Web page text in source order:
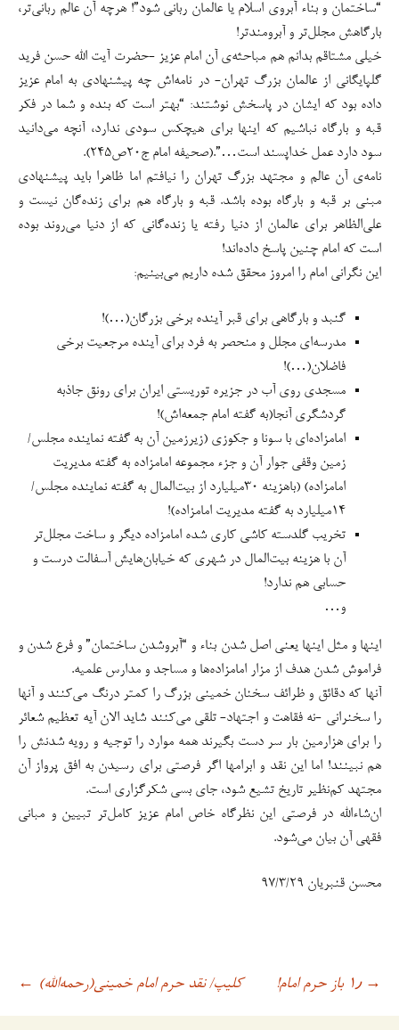
“ساختمان و بناء آبروی اسلام یا عالمان ربانی شود”! هرچه آن عالم ربانی‌تر،
بارگاهش مجلل‌تر و آبرومندتر!
خیلی مشتاقم بدانم هم مباحثه‌ی آن امام عزیز -حضرت آیت الله حسن فرید
گلپایگانی از عالمان بزرگ تهران- در نامه‌اش چه پیشنهادی به امام عزیز
داده بود که ایشان در پاسخش نوشتند: “بهتر است که بنده و شما در فکر
قبه و بارگاه نباشیم که اینها برای هیچکس سودی ندارد، آنچه می‌دانید
سود دارد عمل خداپسند است…”.(صحیفه امام ج۲۰ص۲۴۵).
نامه‌ی آن عالم و مجتهد بزرگ تهران را نیافتم اما ظاهرا باید پیشنهادی
مبنی بر قبه و بارگاه بوده باشد. قبه و بارگاه هم برای زنده‌گان نیست و
علی‌الظاهر برای عالمان از دنیا رفته یا زنده‌گانی که از دنیا می‌روند بوده
است که امام چنین پاسخ داده‌اند!
این نگرانی امام را امروز محقق شده داریم می‌بینیم:
گنبد و بارگاهی برای قبر آینده برخی بزرگان(…)!
مدرسه‌ای مجلل و منحصر به فرد برای آینده مرجعیت برخی
فاضلان(…)!
مسجدی روی آب در جزیره توریستی ایران برای رونق جاذبه
گردشگری آنجا(به گفته امام جمعه‌اش)!
امامزاده‌ای با سونا و جکوزی (زیرزمین آن به گفته نماینده مجلس/
زمین وقفی جوار آن و جزء مجموعه امامزاده به گفته مدیریت
امامزاده) (باهزینه ۳۰میلیارد از بیت‌المال به گفته نماینده مجلس/
۱۴میلیارد به گفته مدیریت امامزاده)!
تخریب گلدسته کاشی کاری شده امامزاده دیگر و ساخت مجلل‌تر
آن با هزینه بیت‌المال در شهری که خیابان‌هایش آسفالت درست و
حسابی هم ندارد!
و…
اینها و مثل اینها یعنی اصل شدن بناء و “آبروشدن ساختمان” و فرع شدن و
فراموش شدن هدف از مزار امامزاده‌ها و مساجد و مدارس علمیه.
آنها که دقائق و ظرائف سخنان خمینی بزرگ را کمتر درنگ می‌کنند و آنها
را سخنرانی -نه فقاهت و اجتهاد- تلقی می‌کنند شاید الان آیه تعظیم شعائر
را برای هزارمین بار سر دست بگیرند همه موارد را توجیه و رویه شدنش را
هم نبینند! اما این نقد و ابرامها اگر فرصتی برای رسیدن به افق پرواز آن
مجتهد کم‌نظیر تاریخ تشیع شود، جای بسی شکرگزاری است.
ان‌شاء‌الله در فرصتی این نظرگاه خاص امام عزیز کامل‌تر تبیین و مبانی
فقهی آن بیان می‌شود.
محسن قنبریان ۹۷/۳/۲۹
ناوبری
→ ۱٫ باز حرم امام! کلیپ/ نقد حرم امام خمینی(رحمه‌الله) ←